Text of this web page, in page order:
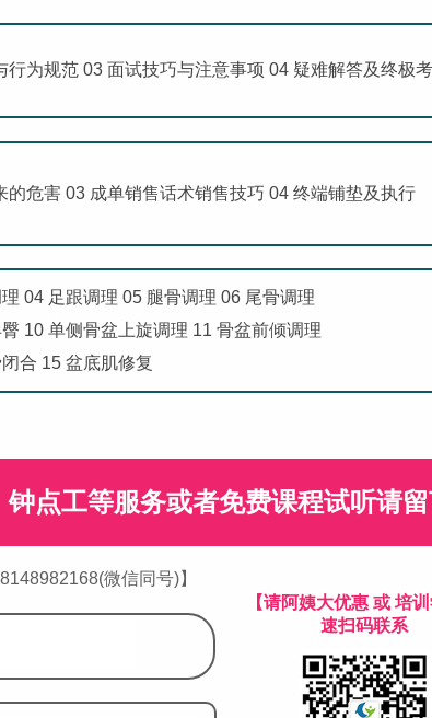
为规范 03 面试技巧与注意事项 04 疑难解答及终极
危害 03 成单销售话术销售技巧 04 终端铺垫及执行
04 足跟调理 05 腿骨调理 06 尾骨调理
10 单侧骨盆上旋调理 11 骨盆前倾调理
合 15 盆底肌修复
点工等服务或者免费课程试听请
微信同号)】
【请阿姨大优惠 或 培训
速扫码联系